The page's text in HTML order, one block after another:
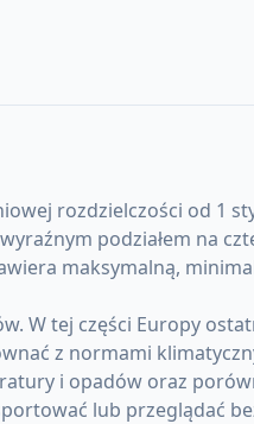
rozdzielczości od 1
podziałem na
maksymalną,
W tej części Europy
z normami
i opadów oraz
lub przeglądać